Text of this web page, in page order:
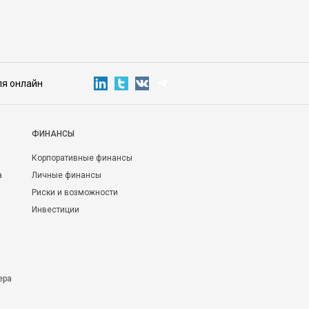
онлайн
ФИНАНСЫ
Корпоративные финансы
Личные финансы
Риски и возможности
Инвестиции